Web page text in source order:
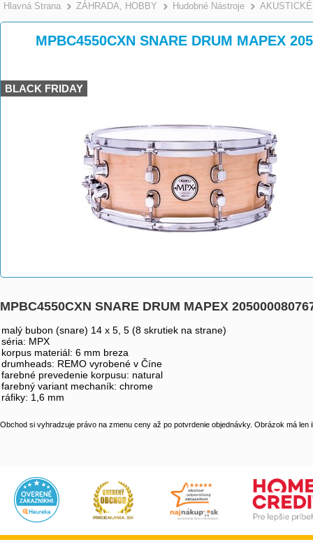
Hlavná Strana >
ZÁHRADA, HOBBY >
Hudobné Nástroje
MPBC4550CXN SNARE DRUM MAPEX
BLACK FRIDAY
MPBC4550CXN SNARE DRUM MAPEX
malý bubon (snare) 14 x 5, 5 (8 skrutiek na strane)
séria: MPX
korpus materiál: 6 mm breza
drumheads: REMO vyrobené v Číne
farebné prevedenie korpusu: natural
farebný variant mechaník: chrome
ráfiky: 1,6 mm
Obchod si vyhradzuje právo na zmenu ceny až po potvrdenie objednávky. Obrázok má len